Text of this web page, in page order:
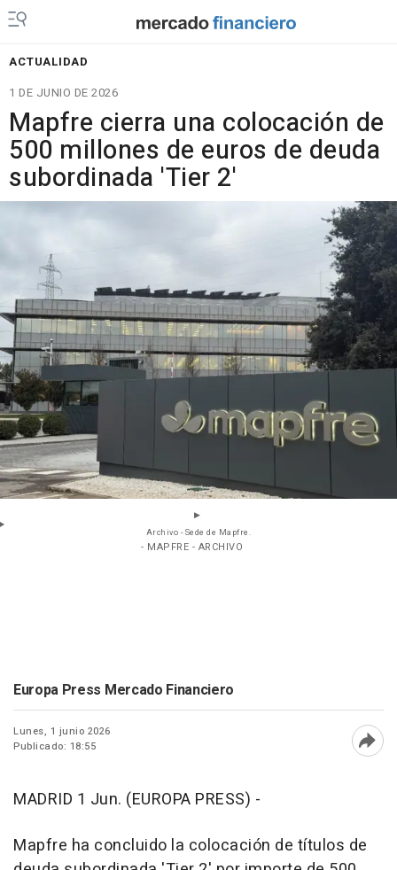
ACTUALIDAD
1 DE JUNIO DE 2026
Mapfre cierra una colocación de
500 millones de euros de deuda
subordinada 'Tier 2'
Archivo - Sede de Mapfre.
- MAPFRE - ARCHIVO
Europa Press Mercado Financiero
Lunes, 1 junio 2026
Publicado: 18:55
MADRID 1 Jun. (EUROPA PRESS) -
Mapfre ha concluido la colocación de títulos de